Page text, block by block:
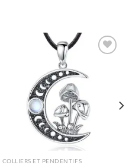
COLLIERS ET PENDENTIFS